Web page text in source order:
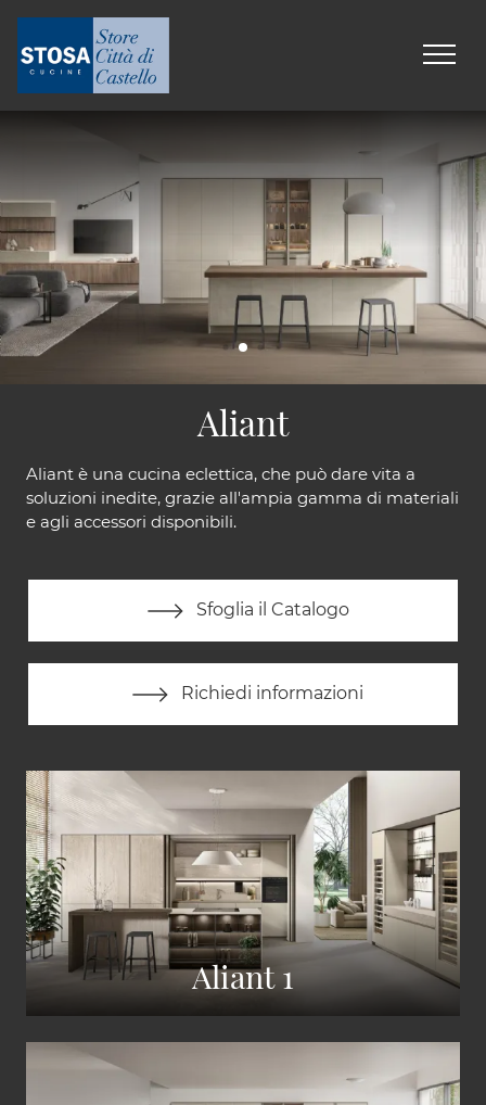
Aliant 1
Aliant
Aliant è una cucina eclettica, che può dare vita a
soluzioni inedite, grazie all'ampia gamma di materiali
e agli accessori disponibili.
Sfoglia il Catalogo
Richiedi informazioni